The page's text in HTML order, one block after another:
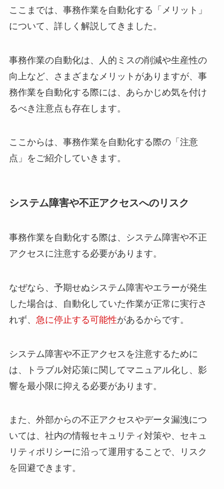
ここまでは、事務作業を自動化する「メリット」
について、詳しく解説してきました。
事務作業の自動化は、人的ミスの削減や生産性の
向上など、さまざまなメリットがありますが、事
務作業を自動化する際には、あらかじめ気を付け
るべき注意点も存在します。
ここからは、事務作業を自動化する際の「注意
点」をご紹介していきます。
システム障害や不正アクセスへのリスク
事務作業を自動化する際は、システム障害や不正
アクセスに注意する必要があります。
なぜなら、予期せぬシステム障害やエラーが発生
した場合は、自動化していた作業が正常に実行さ
れず、 急に停止する可能性があるからです。
システム障害や不正アクセスを注意するために
は、トラブル対応策に関してマニュアル化し、影
響を最小限に抑える必要があります。
また、外部からの不正アクセスやデータ漏洩につ
いては、社内の情報セキュリティ対策や、セキュ
リティポリシーに沿って運用することで、リスク
を回避できます。